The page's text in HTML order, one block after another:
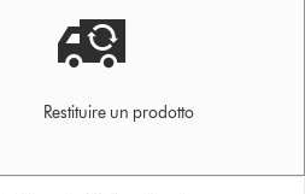
Restituire un prodotto